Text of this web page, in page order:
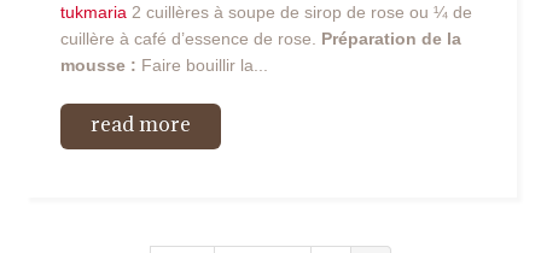
tukmaria 2 cuillères à soupe de sirop de rose ou ¼ de
cuillère à café d’essence de rose. Préparation de la
mousse : Faire bouillir la...
read more